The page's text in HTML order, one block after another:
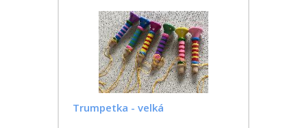
Trumpetka - velká